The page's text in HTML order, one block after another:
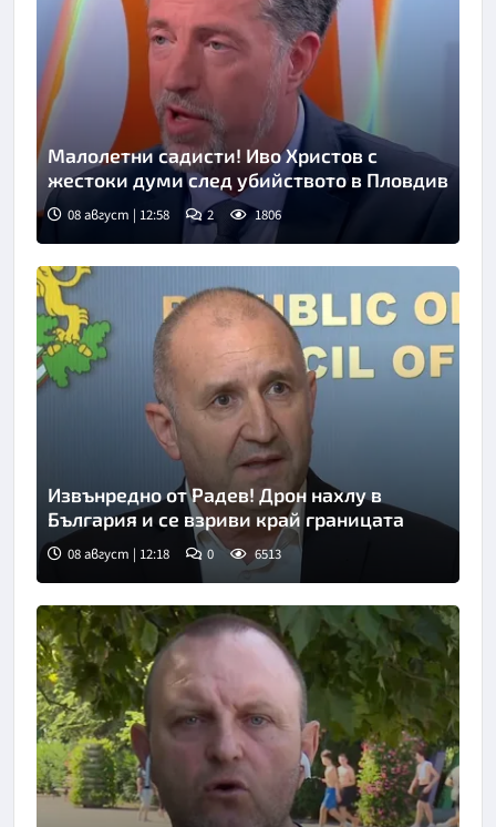
Снимка: бТВ
Малолетни садисти! Иво Христов с
жестоки думи след убийството в Пловдив
08 август | 12:58 2 1806
Извънредно от Радев! Дрон нахлу в
България и се взриви край границата
08 август | 12:18 0 6513